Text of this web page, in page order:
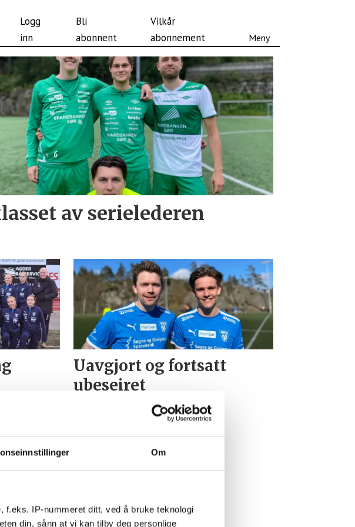
Om
f.eks. IP-nummeret ditt, ved å bruke teknologi
din, sånn at vi kan tilby deg personlige
Logg
inn
Bli
abonnent
Vilkår
abonnement
av serielederen
Uavgjort og fortsatt
ubeseiret